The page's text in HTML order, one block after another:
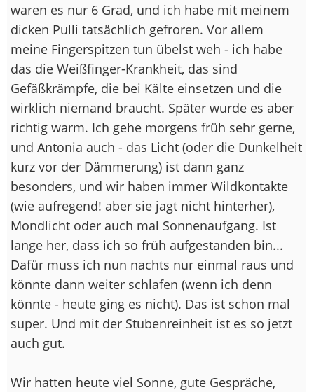
waren es nur 6 Grad, und ich habe mit meinem
dicken Pulli tatsächlich gefroren. Vor allem
meine Fingerspitzen tun übelst weh - ich habe
das die Weißfinger-Krankheit, das sind
Gefäßkrämpfe, die bei Kälte einsetzen und die
wirklich niemand braucht. Später wurde es aber
richtig warm. Ich gehe morgens früh sehr gerne,
und Antonia auch - das Licht (oder die Dunkelheit
kurz vor der Dämmerung) ist dann ganz
besonders, und wir haben immer Wildkontakte
(wie aufregend! aber sie jagt nicht hinterher),
Mondlicht oder auch mal Sonnenaufgang. Ist
lange her, dass ich so früh aufgestanden bin...
Dafür muss ich nun nachts nur einmal raus und
könnte dann weiter schlafen (wenn ich denn
könnte - heute ging es nicht). Das ist schon mal
super. Und mit der Stubenreinheit ist es so jetzt
auch gut.
Wir hatten heute viel Sonne, gute Gespräche,